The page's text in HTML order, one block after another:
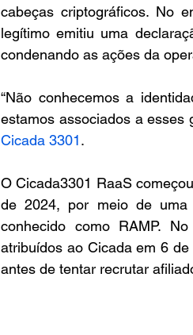
cabeças criptográficos. No
legítimo emitiu uma
condenando as ações da
“Não conhecemos a
estamos associados a esses
Cicada 3301.
O Cicada3301 RaaS
de 2024, por meio de uma
conhecido como RAMP.
atribuídos ao Cicada em 6
antes de tentar recrutar